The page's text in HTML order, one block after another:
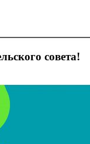
совета!